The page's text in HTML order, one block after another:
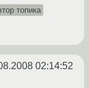
топика
02:14:52